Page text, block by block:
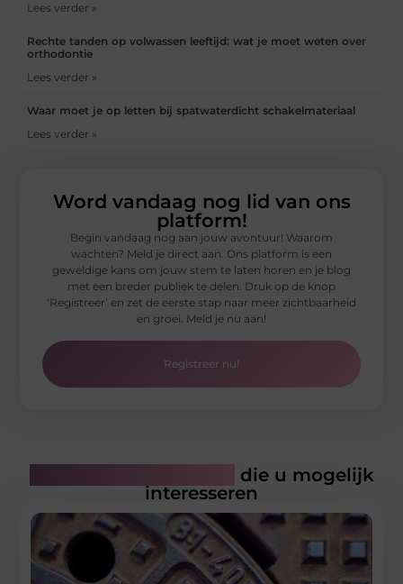
Lees verder »
Rechte tanden op volwassen leeftijd: wat je moet weten over
orthodontie
Lees verder »
Waar moet je op letten bij spatwaterdicht schakelmateriaal
Lees verder »
Word vandaag nog lid van ons
platform!
Begin vandaag nog aan jouw avontuur! Waarom
wachten? Meld je direct aan. Ons platform is een
geweldige kans om jouw stem te laten horen en je blog
met een breder publiek te delen. Druk op de knop
‘Registreer’ en zet de eerste stap naar meer zichtbaarheid
en groei. Meld je nu aan!
Registreer nu!
die u mogelijk
interesseren